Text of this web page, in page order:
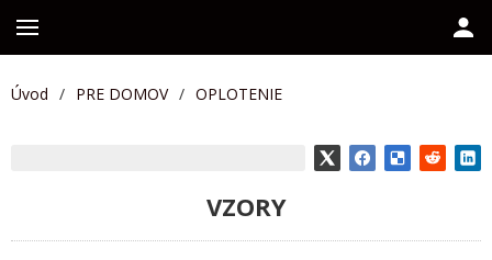
Úvod / PRE DOMOV / OPLOTENIE
VZORY